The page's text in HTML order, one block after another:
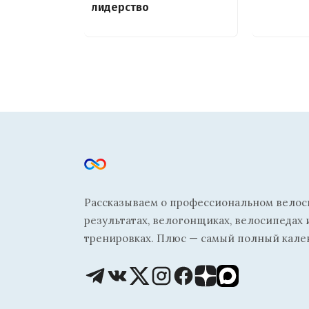
лидерство
Рассказываем о профессиональном
результатах, велогонщиках,
тренировках. Плюс — самый полный